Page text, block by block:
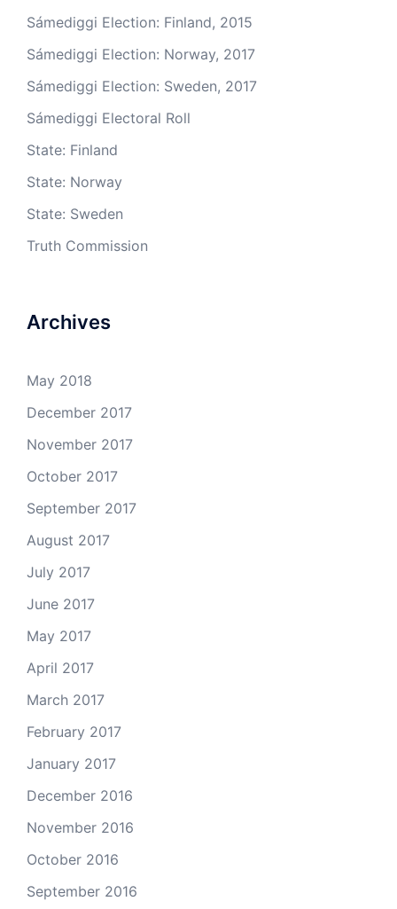
Sámediggi Election: Finland, 2015
Sámediggi Election: Norway, 2017
Sámediggi Election: Sweden, 2017
Sámediggi Electoral Roll
State: Finland
State: Norway
State: Sweden
Truth Commission
Archives
May 2018
December 2017
November 2017
October 2017
September 2017
August 2017
July 2017
June 2017
May 2017
April 2017
March 2017
February 2017
January 2017
December 2016
November 2016
October 2016
September 2016